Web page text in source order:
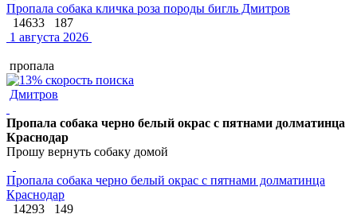
Пропала собака кличка роза породы бигль Дмитров
14633
187
1 августа 2026
пропала
Дмитров
Пропала собака черно белый окрас с пятнами долматинца
Краснодар
Прошу вернуть собаку домой
Пропала собака черно белый окрас с пятнами долматинца
Краснодар
14293
149